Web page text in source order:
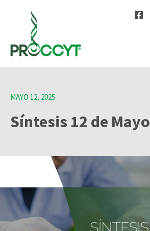
MAYO 12, 2025
Síntesis 12 de Mayo